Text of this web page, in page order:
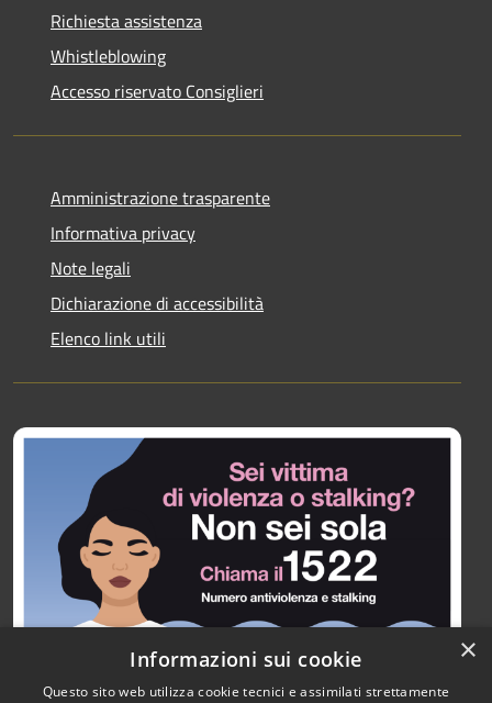
Richiesta assistenza
Whistleblowing
Accesso riservato Consiglieri
Amministrazione trasparente
Informativa privacy
Note legali
Dichiarazione di accessibilità
Elenco link utili
×
Informazioni sui cookie
Questo sito web utilizza cookie tecnici e assimilati strettamente